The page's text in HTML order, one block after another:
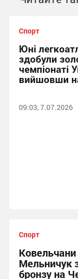
Спорт
Юні
здобули
чемпіонаті
вийшовши
09:03, 7.07.2026
Спорт
Ковельчани
Мельничук
бронзу на